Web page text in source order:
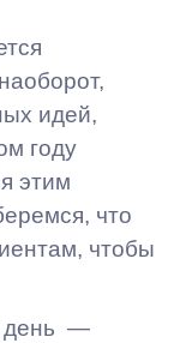
идей,
году
этим
что
чтобы
день —